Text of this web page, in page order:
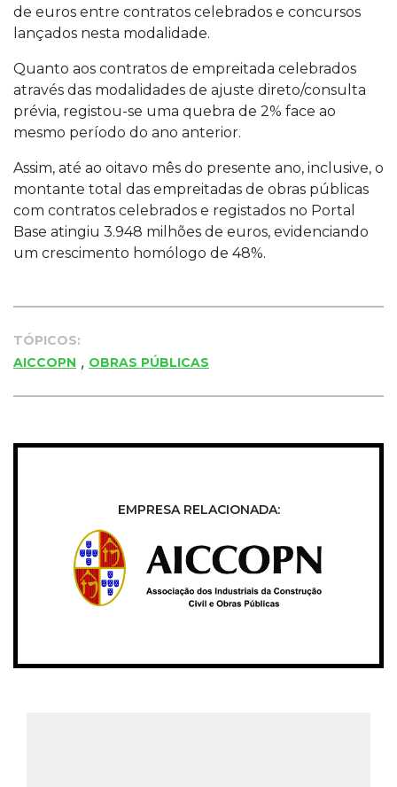
de euros entre contratos celebrados e concursos
lançados nesta modalidade.
Quanto aos contratos de empreitada celebrados
através das modalidades de ajuste direto/consulta
prévia, registou-se uma quebra de 2% face ao
mesmo período do ano anterior.
Assim, até ao oitavo mês do presente ano, inclusive, o
montante total das empreitadas de obras públicas
com contratos celebrados e registados no Portal
Base atingiu 3.948 milhões de euros, evidenciando
um crescimento homólogo de 48%.
TÓPICOS:
AICCOPN , OBRAS PÚBLICAS
EMPRESA RELACIONADA: